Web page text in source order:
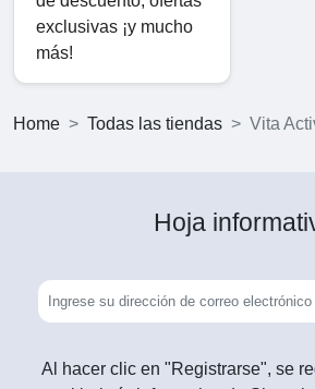
exclusivas ¡y mucho
más!
Home Todas las tiendas Vita
Hoja
Al hacer clic en "Registrarse", se